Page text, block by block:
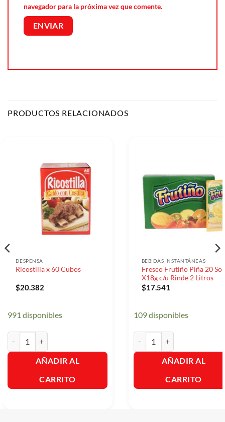
navegador para la próxima vez que comente.
PRODUCTOS RELACIONADOS
DESPENSA
Ricostilla x 60 Cubos
$20.382
991 disponibles
AÑADIR AL
CARRITO
BEBIDAS INSTANTÁNEAS
Fresco Frutiño Piña 20
X18g c/u Rinde 2 Litros
$17.541
109 disponibles
AÑADIR AL
CARRITO